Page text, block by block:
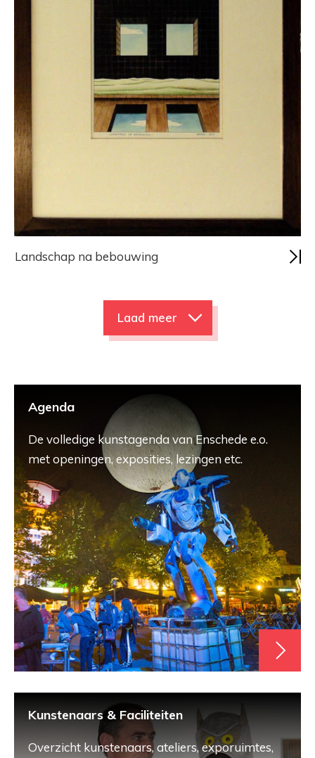
Landschap na bebouwing
Laad meer
Agenda
De volledige kunstagenda van Enschede e.o.
met openingen, exposities, lezingen etc.
Kunstenaars & Faciliteiten
Overzicht kunstenaars, ateliers, exporuimtes,